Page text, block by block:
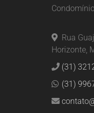
Rua
Horizonte,
(31)
(31)